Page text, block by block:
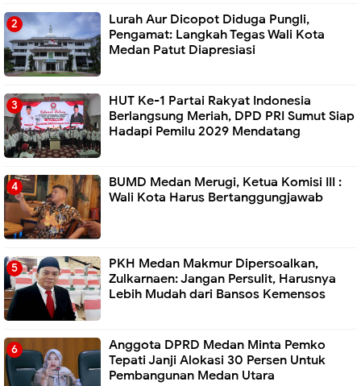
Lurah Aur Dicopot Diduga Pungli,
Pengamat: Langkah Tegas Wali Kota
Medan Patut Diapresiasi
HUT Ke-1 Partai Rakyat Indonesia
Berlangsung Meriah, DPD PRI Sumut Siap
Hadapi Pemilu 2029 Mendatang
BUMD Medan Merugi, Ketua Komisi III :
Wali Kota Harus Bertanggungjawab
PKH Medan Makmur Dipersoalkan,
Zulkarnaen: Jangan Persulit, Harusnya
Lebih Mudah dari Bansos Kemensos
Anggota DPRD Medan Minta Pemko
Tepati Janji Alokasi 30 Persen Untuk
Pembangunan Medan Utara